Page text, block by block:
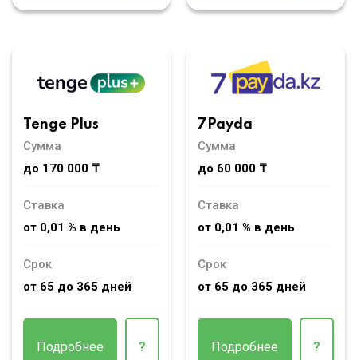
Tenge Plus
Сумма
до 170 000 ₸
Ставка
от 0,01 % в день
Срок
от 65 до 365 дней
Подробнее ?
7Payda
Сумма
до 60 000 ₸
Ставка
от 0,01 % в день
Срок
от 65 до 365 дней
Подробнее ?